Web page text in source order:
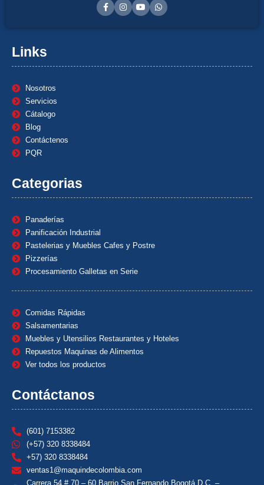
Links
Nosotros
Servicios
Cátalogo
Blog
Contáctenos
PQR
Categorias
Panaderías
Panificación Industrial
Pastelerias y Muebles Cafes y Postre
Pizzerías
Procesamiento Galletas en Serie
Comidas Rápidas
Salsamentarias
Muebles y Utensilios Restaurantes y Hoteles
Repuestos Maquinas de Alimentos
Ver todos los productos
Contáctanos
(601) 7153382
(+57) 320 8338484
+57) 320 8338484
ventas1@maquindecolombia.com
Carrera 54 # 70 – 60 Barrio San Fernando Bogotá D.C. –